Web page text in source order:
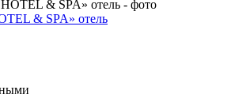
& SPA» отель